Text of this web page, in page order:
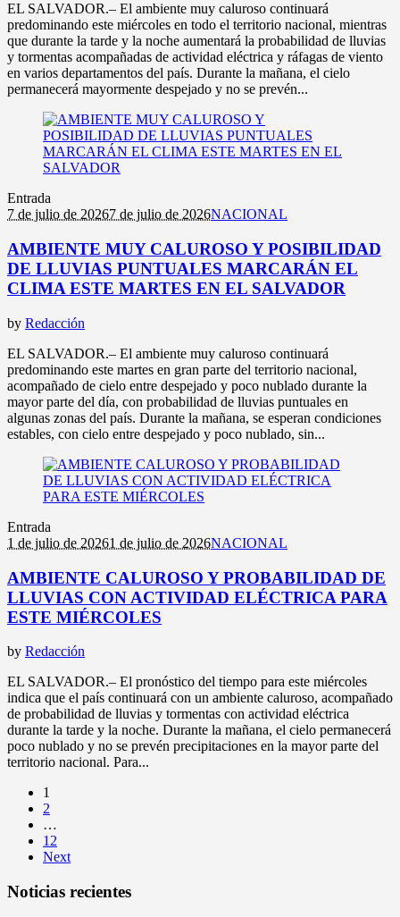
EL SALVADOR.– El ambiente muy caluroso continuará
predominando este miércoles en todo el territorio nacional, mientras
que durante la tarde y la noche aumentará la probabilidad de lluvias
y tormentas acompañadas de actividad eléctrica y ráfagas de viento
en varios departamentos del país. Durante la mañana, el cielo
permanecerá mayormente despejado y no se prevén...
Entrada
7 de julio de 20267 de julio de 2026NACIONAL
AMBIENTE MUY CALUROSO Y POSIBILIDAD
DE LLUVIAS PUNTUALES MARCARÁN EL
CLIMA ESTE MARTES EN EL SALVADOR
by Redacción
EL SALVADOR.– El ambiente muy caluroso continuará
predominando este martes en gran parte del territorio nacional,
acompañado de cielo entre despejado y poco nublado durante la
mayor parte del día, con probabilidad de lluvias puntuales en
algunas zonas del país. Durante la mañana, se esperan condiciones
estables, con cielo entre despejado y poco nublado, sin...
Entrada
1 de julio de 20261 de julio de 2026NACIONAL
AMBIENTE CALUROSO Y PROBABILIDAD DE
LLUVIAS CON ACTIVIDAD ELÉCTRICA PARA
ESTE MIÉRCOLES
by Redacción
EL SALVADOR.– El pronóstico del tiempo para este miércoles
indica que el país continuará con un ambiente caluroso, acompañado
de probabilidad de lluvias y tormentas con actividad eléctrica
durante la tarde y la noche. Durante la mañana, el cielo permanecerá
poco nublado y no se prevén precipitaciones en la mayor parte del
territorio nacional. Para...
1
2
…
12
Next
Noticias recientes